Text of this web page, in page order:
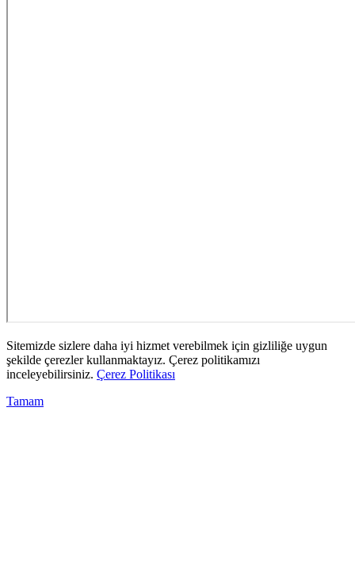
Sitemizde sizlere daha iyi hizmet verebilmek için gizliliğe uygun
şekilde çerezler kullanmaktayız. Çerez politikamızı
inceleyebilirsiniz. Çerez Politikası
Tamam